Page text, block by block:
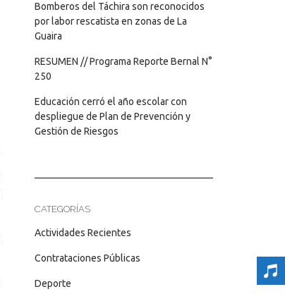
Bomberos del Táchira son reconocidos
por labor rescatista en zonas de La
Guaira
RESUMEN // Programa Reporte Bernal N°
250
Educación cerró el año escolar con
despliegue de Plan de Prevención y
Gestión de Riesgos
CATEGORÍAS
Actividades Recientes
Contrataciones Públicas
Deporte